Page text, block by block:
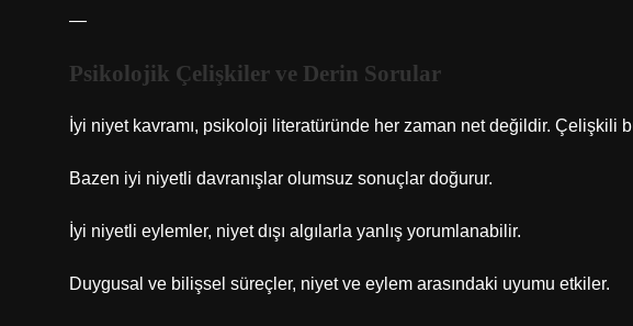
—
Psikolojik Çelişkiler ve Derin Sorular
İyi niyet kavramı, psikoloji literatüründe her zaman net değildir. Çelişkili
Bazen iyi niyetli davranışlar olumsuz sonuçlar doğurur.
İyi niyetli eylemler, niyet dışı algılarla yanlış yorumlanabilir.
Duygusal ve bilişsel süreçler, niyet ve eylem arasındaki uyumu etkiler.